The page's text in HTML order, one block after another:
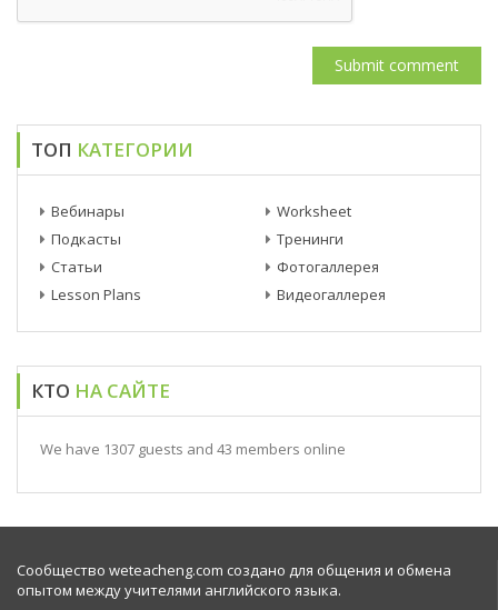
ТОП КАТЕГОРИИ
Вебинары
Подкасты
Статьи
Lesson Plans
Worksheet
Тренинги
Фотогаллерея
Видеогаллерея
КТО НА САЙТЕ
We have 1307 guests and 43 members online
Сообщество weteacheng.com создано для общения и обмена
опытом между учителями английского языка.